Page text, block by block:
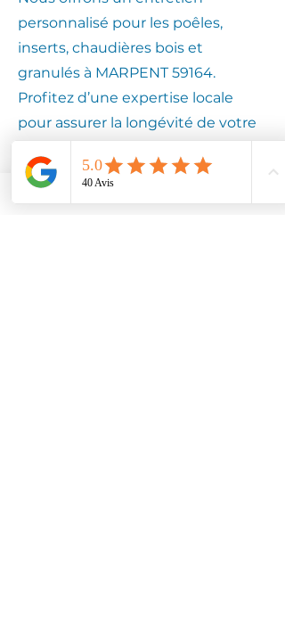
personnalisé pour les poêles,
inserts, chaudières bois et
granulés à MARPENT 59164.
Profitez d’une expertise locale
pour assurer la longévité de votre